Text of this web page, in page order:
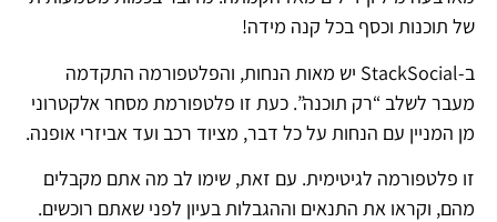
של תוכנות וכסף בכל קנה מידה!
ב-StackSocial יש מאות הנחות, והפלטפורמה התקדמה
מעבר לשלב “רק תוכנה”. כעת זו פלטפורמת מסחר אלקטרוני
מן המניין עם הנחות על כל דבר, מציוד רכב ועד אביזרי אופנה.
זו פלטפורמה לגיטימית. עם זאת, שימו לב מה אתם מקבלים
מהם, וקראו את התנאים וההגבלות בעיון לפני שאתם רוכשים.